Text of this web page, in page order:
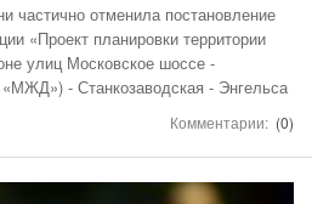
частично отменила постановление
«Проект планировки территории
улиц Московское шоссе -
- Станкозаводская - Энгельса
Комментарии: (0)